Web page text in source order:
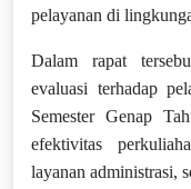
pelayanan di
Dalam rapat
evaluasi terhadap
Semester Genap
efektivitas
layanan administrasi,